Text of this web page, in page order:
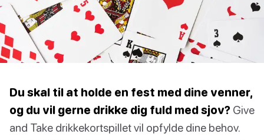
Du skal til at holde en fest med dine venner,
og du vil gerne drikke dig fuld med sjov? Give
and Take drikkekortspillet vil opfylde dine behov.